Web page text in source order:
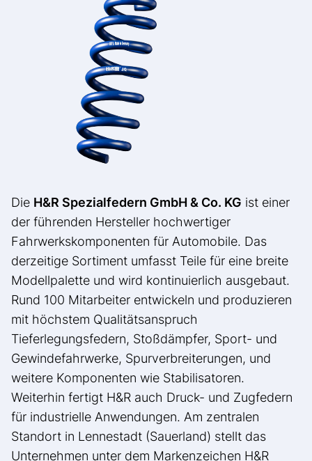
Die H&R Spezialfedern GmbH & Co. KG ist einer
der führenden Hersteller hochwertiger
Fahrwerkskomponenten für Automobile. Das
derzeitige Sortiment umfasst Teile für eine breite
Modellpalette und wird kontinuierlich ausgebaut.
Rund 100 Mitarbeiter entwickeln und produzieren
mit höchstem Qualitätsanspruch
Tieferlegungsfedern, Stoßdämpfer, Sport- und
Gewindefahrwerke, Spurverbreiterungen, und
weitere Komponenten wie Stabilisatoren.
Weiterhin fertigt H&R auch Druck- und Zugfedern
für industrielle Anwendungen. Am zentralen
Standort in Lennestadt (Sauerland) stellt das
Unternehmen unter dem Markenzeichen H&R